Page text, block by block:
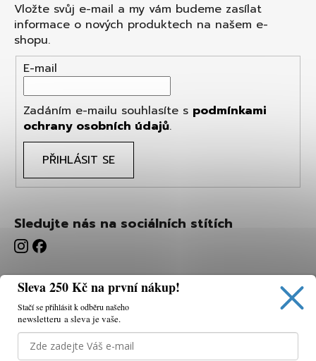
Používáme cookies, abychom vám umožnili pohodlné
prohlížení webu a díky analýze webu neustále zlepšovat
Vložte svůj e-mail a my vám budeme zasílat
informace o nových produktech na našem e-
shopu.
E-mail
Zadáním e-mailu souhlasíte s podmínkami
ochrany osobních údajů.
PŘIHLÁSIT SE
Sledujte nás na sociálních stítích
Sleva 250 Kč na první nákup!
Stačí se přihlásit k odběru našeho
newsletteru a sleva je vaše.